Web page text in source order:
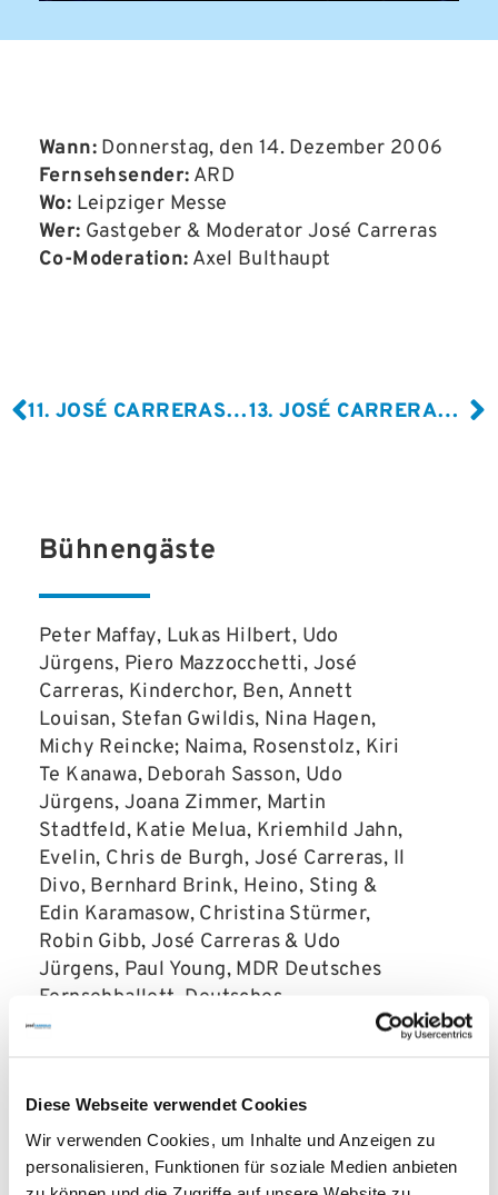
Diese Webseite verwendet Cookies
Wir verwenden Cookies, um Inhalte und Anzeigen zu
personalisieren, Funktionen für soziale Medien anbieten
Wann: Donnerstag, den 14. Dezember 2006
Fernsehsender: ARD
Wo: Leipziger Messe
Wer: Gastgeber & Moderator José Carreras
Co-Moderation: Axel Bulthaupt
11. JOSÉ CARRERAS GALA, 2005 13. JOSÉ CARRERAS GALA, 2007
Bühnengäste
Peter Maffay, Lukas Hilbert, Udo
Jürgens, Piero Mazzocchetti, José
Carreras, Kinderchor, Ben, Annett
Louisan, Stefan Gwildis, Nina Hagen,
Michy Reincke; Naima, Rosenstolz, Kiri
Te Kanawa, Deborah Sasson, Udo
Jürgens, Joana Zimmer, Martin
Stadtfeld, Katie Melua, Kriemhild Jahn,
Evelin, Chris de Burgh, José Carreras, Il
Divo, Bernhard Brink, Heino, Sting &
Edin Karamasow, Christina Stürmer,
Robin Gibb, José Carreras & Udo
Jürgens, Paul Young, MDR Deutsches
Fernsehballett, Deutsches
Filmorchester Babelsberg
Spendenpanel Gäste